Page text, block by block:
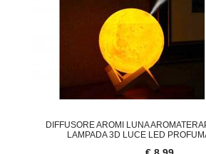
DIFFUSORE AROMI LUNA
LAMPADA 3D LUCE LED